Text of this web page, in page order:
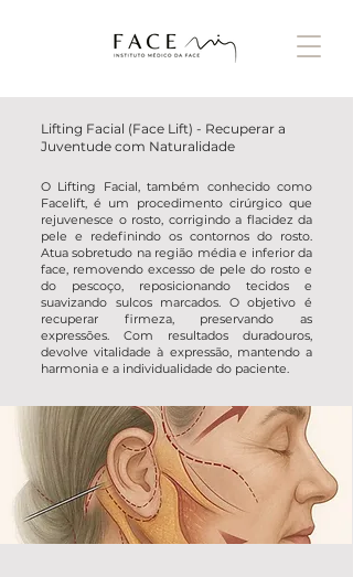
Lifting Facial (Face Lift) - Recuperar a
Juventude com Naturalidade
O Lifting Facial, também conhecido como
Facelift, é um procedimento cirúrgico que
rejuvenesce o rosto, corrigindo a flacidez da
pele e redefinindo os contornos do rosto.
Atua sobretudo na região média e inferior da
face, removendo excesso de pele do rosto e
do pescoço, reposicionando tecidos e
suavizando sulcos marcados. O objetivo é
recuperar firmeza, preservando as
expressões. Com resultados duradouros,
devolve vitalidade à expressão, mantendo a
harmonia e a individualidade do paciente.